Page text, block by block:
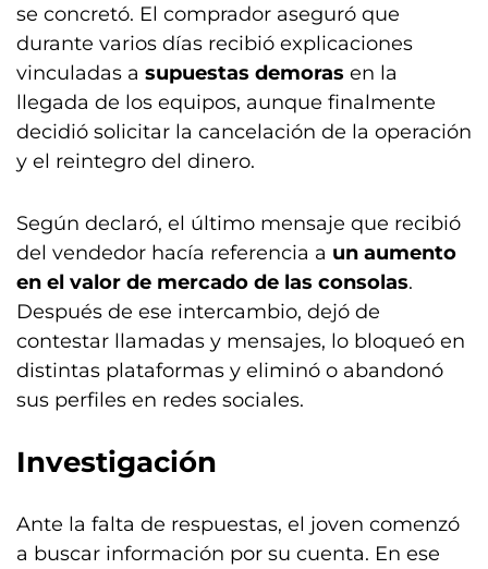
se concretó. El comprador aseguró que
durante varios días recibió explicaciones
vinculadas a supuestas demoras en la
llegada de los equipos, aunque finalmente
decidió solicitar la cancelación de la operación
y el reintegro del dinero.
Según declaró, el último mensaje que recibió
del vendedor hacía referencia a un aumento
en el valor de mercado de las consolas.
Después de ese intercambio, dejó de
contestar llamadas y mensajes, lo bloqueó en
distintas plataformas y eliminó o abandonó
sus perfiles en redes sociales.
Investigación
Ante la falta de respuestas, el joven comenzó
a buscar información por su cuenta. En ese